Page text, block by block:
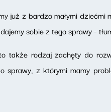
już z bardzo małymi dziećmi
sobie z tego sprawy -
także rodzaj zachęty do
sprawy, z którymi mamy